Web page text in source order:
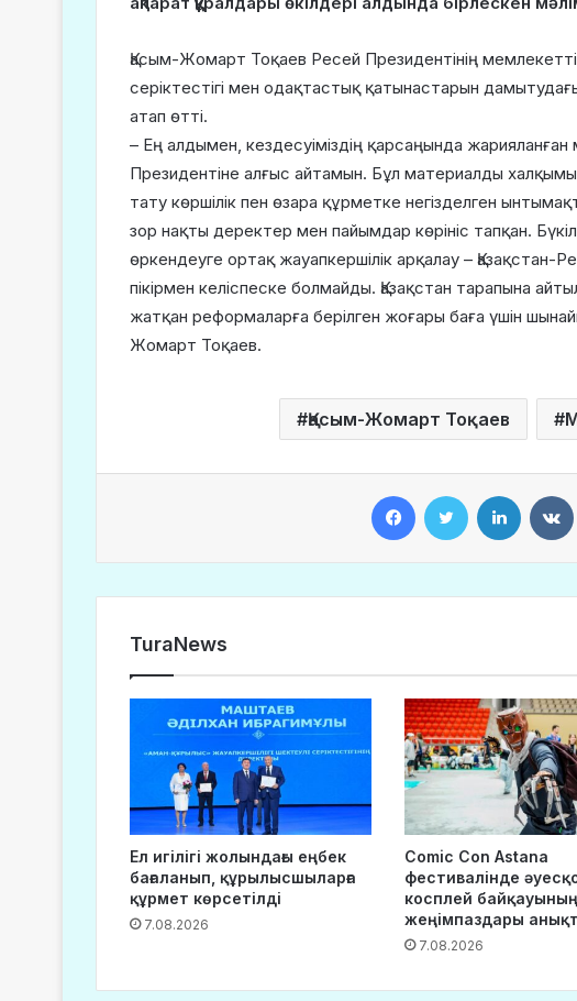
Қасым-Жомарт Тоқаев Ресей Президентінің
серіктестігі мен одақтастық қатынастарын
атап өтті.
– Ең алдымен, кездесуіміздің қарсаңында
Президентіне алғыс айтамын. Бұл материалды
тату көршілік пен өзара құрметке негізделген
зор нақты деректер мен пайымдар көрініс тапқан.
өркендеуге ортақ жауапкершілік арқалау – Қазақстан-
пікірмен келіспеске болмайды. Қазақстан тарапына
жатқан реформаларға берілген жоғары баға үшін
Жомарт Тоқаев.
Қасым-Жомарт Тоқаев
TuraNews
Ел игілігі жолындағы еңбек
бағаланып, құрылысшыларға
құрмет көрсетілді
7.08.2026
Comic Con Astana
фестивалінде
косплей байқауының
жеңімпаздары
7.08.2026